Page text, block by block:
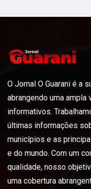
O Jornal O Guarani é a
abrangendo uma
informativos.
últimas informações
municípios e as
e do mundo. Com um
qualidade, nosso
uma cobertura